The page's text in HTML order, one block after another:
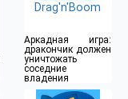
Drag'n'Boom
Аркадная игра:
дракончик должен
уничтожать
соседние
владения